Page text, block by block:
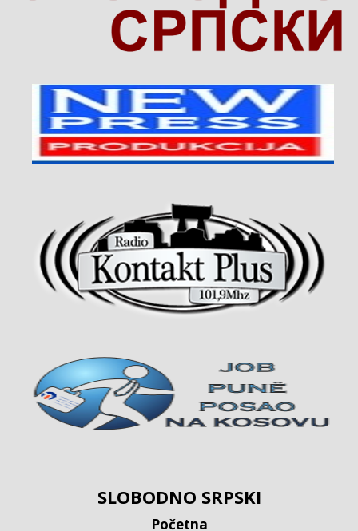
SLOBODNO SRPSKI
Početna